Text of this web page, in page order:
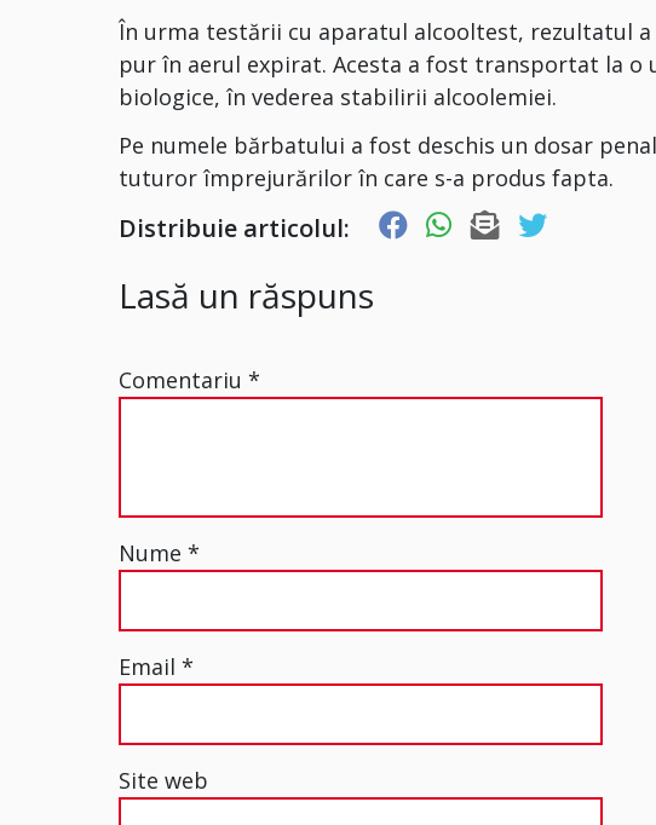
În urma testării cu aparatul alcooltest, rezultatul
pur în aerul expirat. Acesta a fost transportat la
biologice, în vederea stabilirii alcoolemiei.
Pe numele bărbatului a fost deschis un dosar
tuturor împrejurărilor în care s-a produs fapta.
Distribuie articolul:
Lasă un răspuns
Comentariu*
Nume*
Email*
Site web